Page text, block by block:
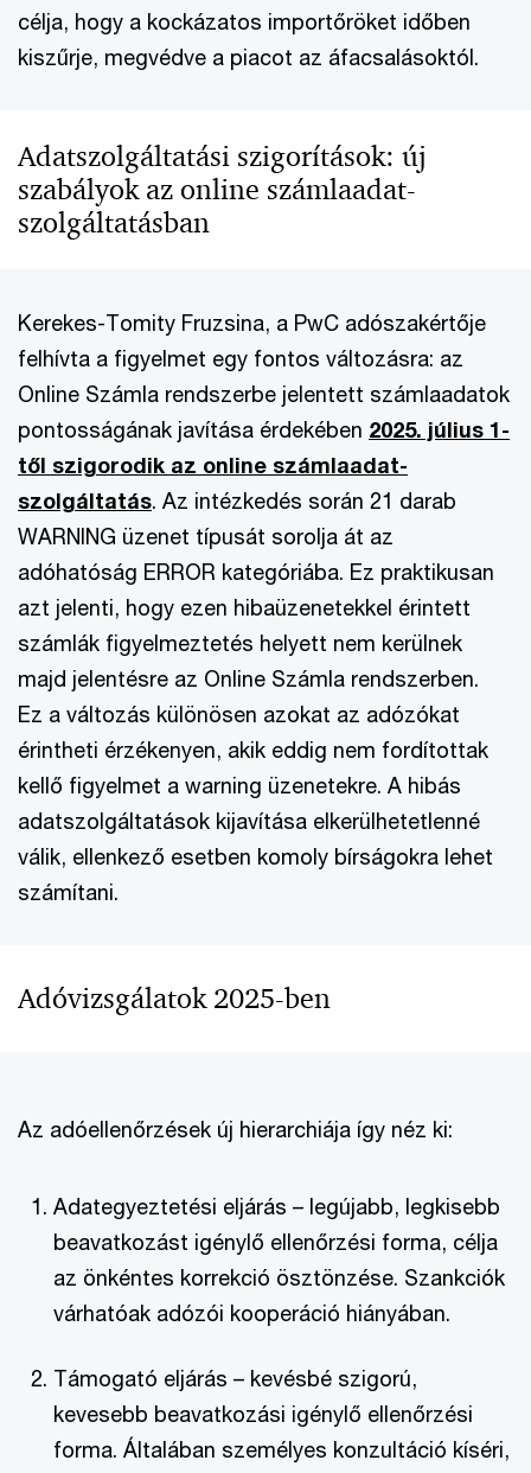
célja, hogy a kockázatos importőröket időben
kiszűrje, megvédve a piacot az áfacsalásoktól.
Adatszolgáltatási szigorítások: új
szabályok az online számlaadat-
szolgáltatásban
Kerekes-Tomity Fruzsina, a PwC adószakértője
felhívta a figyelmet egy fontos változásra: az
Online Számla rendszerbe jelentett számlaadatok
pontosságának javítása érdekében 2025. július 1-
től szigorodik az online számlaadat-
szolgáltatás. Az intézkedés során 21 darab
WARNING üzenet típusát sorolja át az
adóhatóság ERROR kategóriába. Ez praktikusan
azt jelenti, hogy ezen hibaüzenetekkel érintett
számlák figyelmeztetés helyett nem kerülnek
majd jelentésre az Online Számla rendszerben.
Ez a változás különösen azokat az adózókat
érintheti érzékenyen, akik eddig nem fordítottak
kellő figyelmet a warning üzenetekre. A hibás
adatszolgáltatások kijavítása elkerülhetetlenné
válik, ellenkező esetben komoly bírságokra lehet
számítani.
Adóvizsgálatok 2025-ben
Az adóellenőrzések új hierarchiája így néz ki:
Adategyeztetési eljárás – legújabb, legkisebb
beavatkozást igénylő ellenőrzési forma, célja
az önkéntes korrekció ösztönzése. Szankciók
várhatóak adózói kooperáció hiányában.
Támogató eljárás – kevésbé szigorú,
kevesebb beavatkozási igénylő ellenőrzési
forma. Általában személyes konzultáció kíséri,